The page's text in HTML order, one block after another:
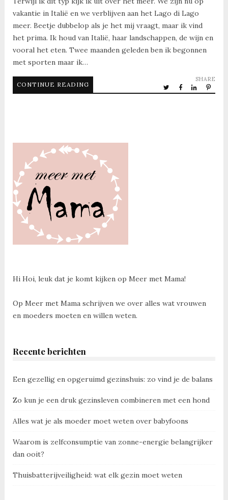
vakantie in Italië en we verblijven aan het Lago di Lago
meer. Beetje dubbelop als je het mij vraagt, maar ik vind
het prima. Ik houd van Italië, haar landschappen, de wijn en
vooral het eten. Twee maanden geleden ben ik begonnen
met sporten maar ik…
CONTINUE READING
SHARE
Hi Hoi, leuk dat je komt kijken op Meer met Mama!
Op Meer met Mama schrijven we over alles wat vrouwen
en moeders moeten en willen weten.
Recente berichten
Een gezellig en opgeruimd gezinshuis: zo vind je de balans
Zo kun je een druk gezinsleven combineren met een hond
Alles wat je als moeder moet weten over babyfoons
Waarom is zelfconsumptie van zonne-energie belangrijker
dan ooit?
Thuisbatterijveiligheid: wat elk gezin moet weten